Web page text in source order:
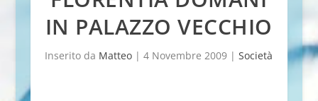
IN PALAZZO VECCHIO
Inserito da Matteo |4 Novembre 2009 |Società